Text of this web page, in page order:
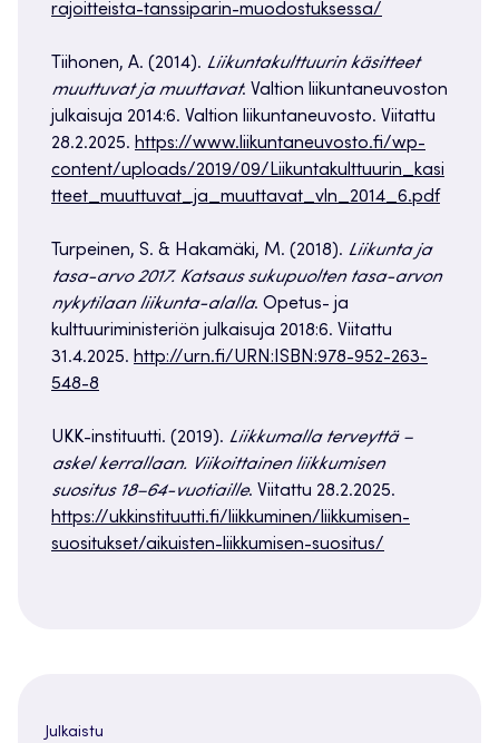
rajoitteista-tanssiparin-muodostuksessa/
Tiihonen, A. (2014). Liikuntakulttuurin käsitteet
muuttuvat ja muuttavat. Valtion liikuntaneuvoston
julkaisuja 2014:6. Valtion liikuntaneuvosto. Viitattu
28.2.2025. https://www.liikuntaneuvosto.fi/wp-
content/uploads/2019/09/Liikuntakulttuurin_kasi
tteet_muuttuvat_ja_muuttavat_vln_2014_6.pdf
Turpeinen, S. & Hakamäki, M. (2018). Liikunta ja
tasa-arvo 2017. Katsaus sukupuolten tasa-arvon
nykytilaan liikunta-alalla. Opetus- ja
kulttuuriministeriön julkaisuja 2018:6. Viitattu
31.4.2025. http://urn.fi/URN:ISBN:978-952-263-
548-8
UKK-instituutti. (2019). Liikkumalla terveyttä –
askel kerrallaan. Viikoittainen liikkumisen
suositus 18–64-vuotiaille. Viitattu 28.2.2025.
https://ukkinstituutti.fi/liikkuminen/liikkumisen-
suositukset/aikuisten-liikkumisen-suositus/
Julkaistu